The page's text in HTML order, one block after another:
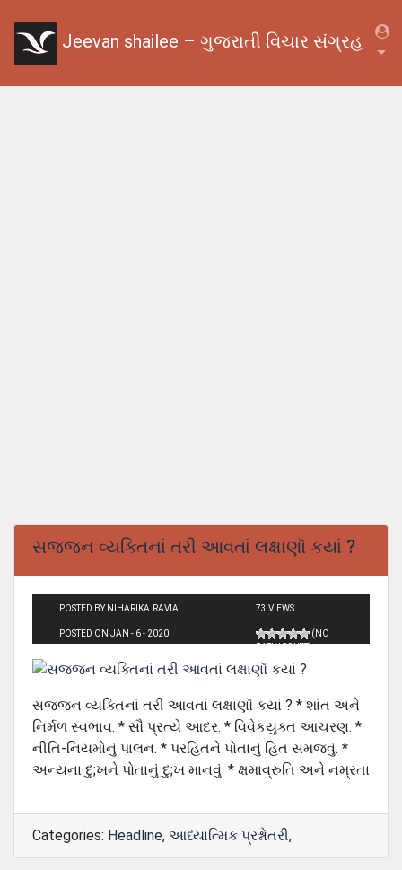
Jeevan shailee – ગુજરાતી વિચાર સંગ્રહ
સજજન વ્યક્તિનાં તરી આવતાં લક્ષાણૉ કયાં ?
POSTED BY NIHARIKA.RAVIA
POSTED ON JAN - 6 - 2020
73 VIEWS
(NO
RATINGS YET)
સજજન વ્યક્તિનાં તરી આવતાં લક્ષાણૉ કયાં ? * શાંત અને
નિર્મળ સ્વભાવ. * સૌ પ્રત્યે આદર. * વિવેકયુક્ત આચરણ. *
નીતિ-નિયમોનું પાલન. * પરહિતને પોતાનું હિત સમજવું. *
અન્યના દુ;ખને પોતાનું દુ;ખ માનવું. * ક્ષમાવ્રુતિ અને નમ્રતા
Categories: Headline, આધ્યાત્મિક પ્રશ્નોતરી,